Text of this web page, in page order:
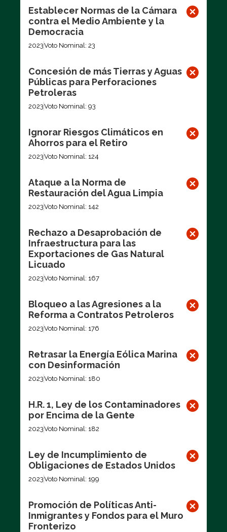
Establecer Normas de la Cámara
contra el Medio Ambiente y la
Democracia
2023Voto Nominal: 23
Concesión de más Tierras y Aguas
Públicas para Perforaciones
Petroleras
2023Voto Nominal: 93
Ignorar Riesgos Climáticos en
Ahorros para el Retiro
2023Voto Nominal: 124
Ataque a la Norma de
Restauración del Agua Limpia
2023Voto Nominal: 142
Rechazo a Desaprobación de
Infraestructura para las
Exportaciones de Gas Natural
Licuado
2023Voto Nominal: 167
Bloqueo a las Agresiones a la
Reforma a Contratos Petroleros
2023Voto Nominal: 176
Retrasar la Energía Eólica Marina
con Desinformación
2023Voto Nominal: 180
H.R. 1, Ley de los Contaminadores
por Encima de la Gente
2023Voto Nominal: 182
Ley de Incumplimiento de
Obligaciones de Estados Unidos
2023Voto Nominal: 199
Promoción de Políticas Anti-
Inmigrantes y Fondos para el Muro
Fronterizo